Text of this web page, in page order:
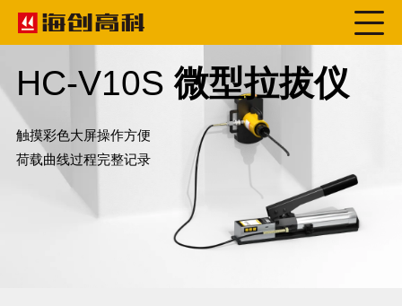
HC-V10S微型拉拔仪
触摸彩色大屏操作方便
荷载曲线过程完整记录